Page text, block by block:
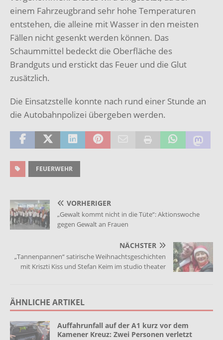
einem Fahrzeugbrand sehr hohe Temperaturen
entstehen, die alleine mit Wasser in den meisten
Fällen nicht gesenkt werden können. Das
Schaummittel bedeckt die Oberfläche des
Brandguts und erstickt das Feuer und die Glut
zusätzlich.
Die Einsatzstelle konnte nach rund einer Stunde an
die Autobahnpolizei übergeben werden.
FEUERWEHR
VORHERIGER
„Gewalt kommt nicht in die Tüte“: Aktionswoche
gegen Gewalt an Frauen
NÄCHSTER
„Tannenpannen“ satirische Weihnachtsgeschichten
mit Kriszti Kiss und Stefan Keim im studio theater
ÄHNLICHE ARTIKEL
Auffahrunfall auf der A1 kurz vor dem
Kamener Kreuz: Zwei Personen verletzt